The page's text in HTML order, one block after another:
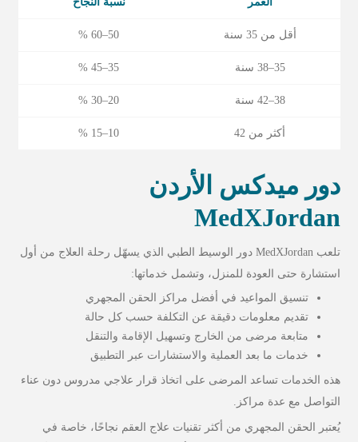
أقل من 35 سنة 50–60 %
35–38 سنة 35–45 %
38–42 سنة 20–30 %
أكثر من 42 10–15 %
دور ميدكس الأردن
MedXJordan
تلعب MedXJordan دور الوسيط الطبي الذي يسهّل رحلة العلاج من أول
استشارة حتى العودة للمنزل، وتشمل خدماتها:
تنسيق المواعيد في أفضل مراكز الحقن المجهري
تقديم معلومات دقيقة عن التكلفة حسب كل حالة
متابعة مرضى من الخارج وتسهيل الإقامة والتنقل
خدمات ما بعد العملية والاستشارات عبر التطبيق
هذه الخدمات تساعد المرضى على اتخاذ قرار علاجي مدروس دون عناء
التواصل مع عدة مراکز.
يُعتبر الحقن المجهري من أكثر تقنيات علاج العقم نجاحًا، خاصة في